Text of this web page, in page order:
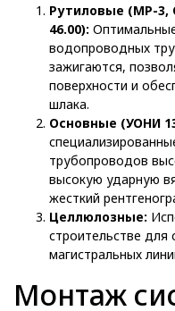
Рутиловые (МР-3,
46.00):
водопроводных
зажигаются,
поверхности и
шлака.
Основные (УОНИ
трубопроводов
высокую ударную
жесткий
Целлюлозные:
строительстве для
магистральных
Монтаж